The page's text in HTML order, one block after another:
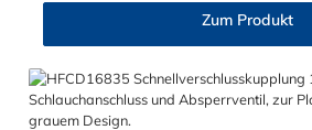
Schnellverschlusskupplung mit
HFC12-, HFC35- und HFC57-
Zum Produkt